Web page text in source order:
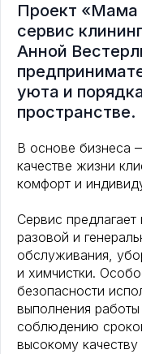
Проект «Мама
сервис
Анной
уюта и
пространстве.
В основе бизнеса
качестве жизни
комфорт и
Сервис
разовой и
обслуживания,
и химчистки.
безопасности
выполнения
соблюдению
высокому качеству